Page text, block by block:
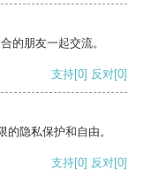
的朋友一起交流。
支持[0] 反对[0]
隐私保护和自由。
支持[0] 反对[0]